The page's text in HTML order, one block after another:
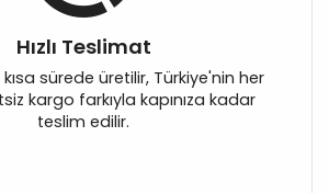
Hızlı Teslimat
sürede üretilir, Türkiye'nin her
kargo farkıyla kapınıza kadar
teslim edilir.